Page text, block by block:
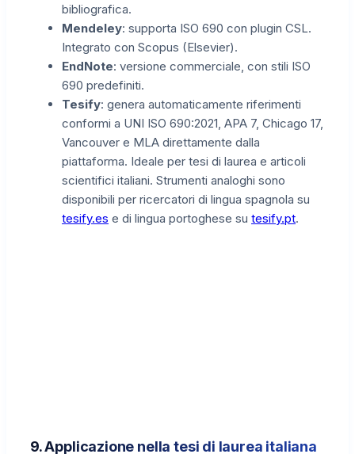
bibliografica.
Mendeley: supporta ISO 690 con plugin CSL.
Integrato con Scopus (Elsevier).
EndNote: versione commerciale, con stili ISO
690 predefiniti.
Tesify: genera automaticamente riferimenti
conformi a UNI ISO 690:2021, APA 7, Chicago 17,
Vancouver e MLA direttamente dalla
piattaforma. Ideale per tesi di laurea e articoli
scientifici italiani. Strumenti analoghi sono
disponibili per ricercatori di lingua spagnola su
tesify.es e di lingua portoghese su tesify.pt.
9. Applicazione nella tesi di laurea italiana